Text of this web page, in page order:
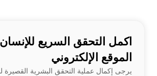
اكمل التحقق السريع
الموقع الإلكتروني
يرجى إكمال عملية التحقق البشرية القصيرة